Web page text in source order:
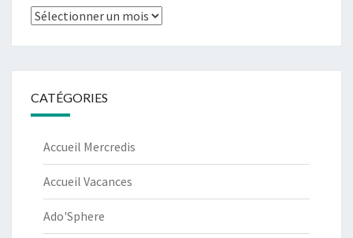
Archives
CATÉGORIES
Accueil Mercredis
Accueil Vacances
Ado'Sphere